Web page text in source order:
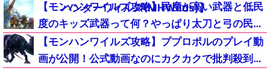
ハンターワイルズ(MHWilds)】
【モンハンワイルズ攻略】民度が高い武器と低民
度のキッズ武器って何？やっぱり太刀と弓の民度
低いかな？ｗｗｗ【モンスターハンターMHWilds
まとめ】
【モンハンワイルズ攻略】ププロポルのプレイ動
画が公開！公式動画なのにカクカクで批判殺到ｗ